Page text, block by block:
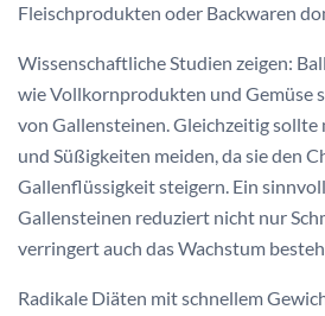
Fleischprodukten oder Backwaren
Wissenschaftliche Studien zeigen:
wie Vollkornprodukten und Gemüse
von Gallensteinen. Gleichzeitig
und Süßigkeiten meiden, da sie den
Gallenflüssigkeit steigern. Ein
Gallensteinen reduziert nicht nur
verringert auch das Wachstum
Radikale Diäten mit schnellem